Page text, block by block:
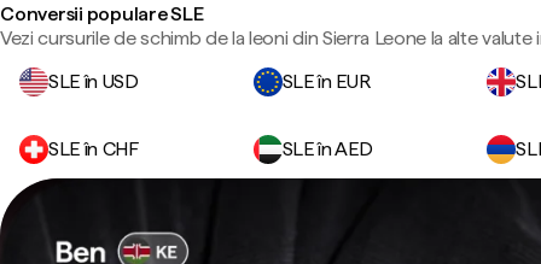
Conversii populare SLE
Vezi cursurile de schimb de la leoni din Sierra Leone la alte
SLE în USD
SLE în EUR
SLE în CHF SLE în AED